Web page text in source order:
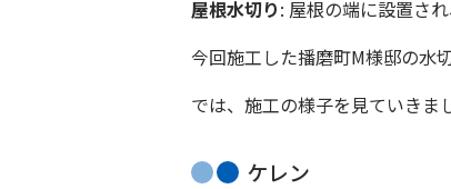
屋根水切り: 屋根の端に設置さ
今回施工した播磨町M様邸の水
では、施工の様子を見ていきま
ケレン